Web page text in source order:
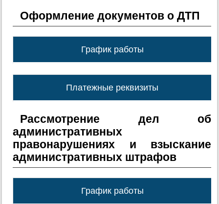
Оформление документов о ДТП
График работы
Платежные реквизиты
Рассмотрение дел об
административных
правонарушениях и взыскание
административных штрафов
График работы